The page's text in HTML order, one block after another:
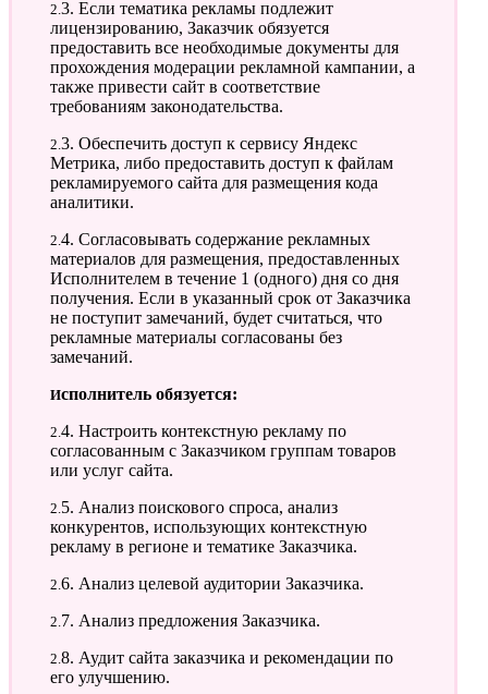
2.3. Если тематика рекламы подлежит
лицензированию, Заказчик обязуется
предоставить все необходимые документы для
прохождения модерации рекламной кампании, а
также привести сайт в соответствие
требованиям законодательства.
2.3. Обеспечить доступ к сервису Яндекс
Метрика, либо предоставить доступ к файлам
рекламируемого сайта для размещения кода
аналитики.
2.4. Согласовывать содержание рекламных
материалов для размещения, предоставленных
Исполнителем в течение 1 (одного) дня со дня
получения. Если в указанный срок от Заказчика
не поступит замечаний, будет считаться, что
рекламные материалы согласованы без
замечаний.
Исполнитель обязуется:
2.4. Настроить контекстную рекламу по
согласованным с Заказчиком группам товаров
или услуг сайта.
2.5. Анализ поискового спроса, анализ
конкурентов, использующих контекстную
рекламу в регионе и тематике Заказчика.
2.6. Анализ целевой аудитории Заказчика.
2.7. Анализ предложения Заказчика.
2.8. Аудит сайта заказчика и рекомендации по
его улучшению.